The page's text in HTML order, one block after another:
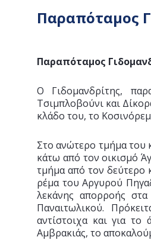
Παραπόταμος
Παραπόταμος
Ο Γιδομανδρίτης,
Τσιμπλοβούνι και
κλάδο του, το
Στο ανώτερο τμήμα του
κάτω από τον οικισμό
τμήμα από τον δεύτερο
ρέμα του Αργυρού
λεκάνης απορροής
Παναιτωλικού.
αντίστοιχα και για
Αμβρακιάς, το